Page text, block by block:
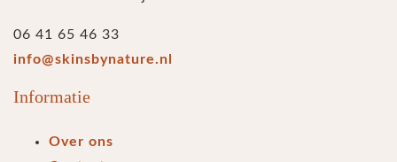
06 41 65 46 33
info@skinsbynature.nl
Informatie
Over ons